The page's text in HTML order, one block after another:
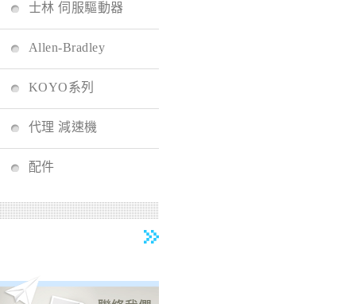
士林 伺服驅動器
Allen-Bradley
KOYO系列
代理 減速機
配件